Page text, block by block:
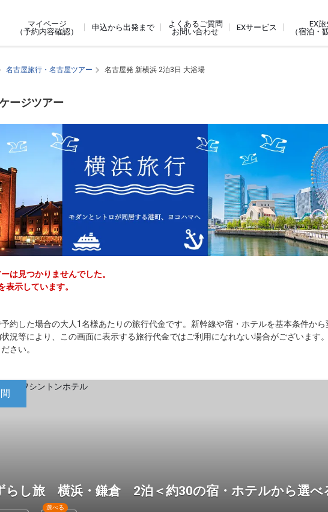
マイページ
（予約内容確認）
申込から出発まで
よくあるご質問
お問い合わせ
EXサービス
EX
（宿泊・
名古屋旅行・名古屋ツアー 名古屋発 新横浜 2泊3日 大浴場
ージツアー
は見つかりませんでした。
示しています。
約した場合の大人1名様あたりの旅行代金です。新幹線や宿・ホテルを基本条件か
況等により、この画面に表示する旅行代金ではご利用になれない場合がございます
さい。
らし旅 横浜・鎌倉 2泊＜約30の宿・ホテルから選べ
選べる